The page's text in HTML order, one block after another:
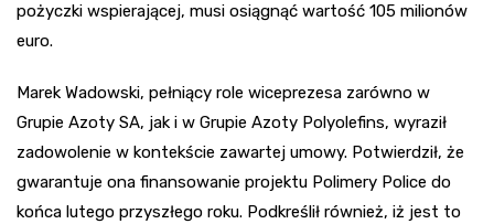
pożyczki wspierającej, musi osiągnąć wartość 105 milionów
euro.
Marek Wadowski, pełniący role wiceprezesa zarówno w
Grupie Azoty SA, jak i w Grupie Azoty Polyolefins, wyraził
zadowolenie w kontekście zawartej umowy. Potwierdził, że
gwarantuje ona finansowanie projektu Polimery Police do
końca lutego przyszłego roku. Podkreślił również, iż jest to